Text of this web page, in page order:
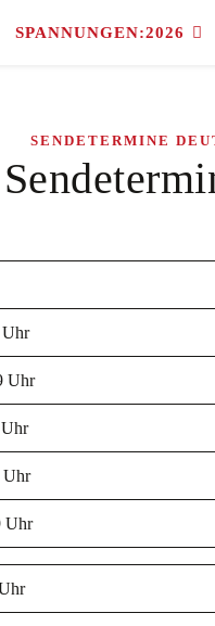
SPANNUNGEN:2026
SENDETERMINE
Uhr
Uhr
Uhr
Uhr